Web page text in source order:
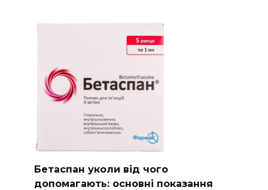
Бетаспан уколи від чого
допомагають: основні показання